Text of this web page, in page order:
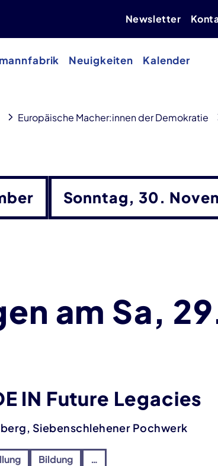
Newsletter
Neuigkeiten Kalender
Europäische Macher:innen der Demokratie
Sonntag, 30.
am Sa,
IN Future Legacies
Siebenschlehener Pochwerk
Bildung …